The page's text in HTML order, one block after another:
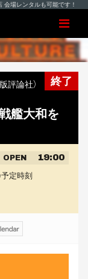
会場レンタルも可能です！
終了
評論社）
艦大和を
OPEN 19:00
定時刻